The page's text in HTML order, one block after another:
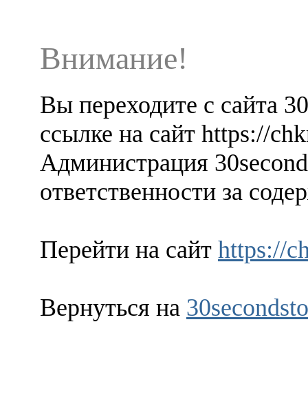
Внимание!
Вы переходите с сайта
ссылке на сайт https://
Администрация
ответственности за
Перейти на сайт https://
Вернуться на